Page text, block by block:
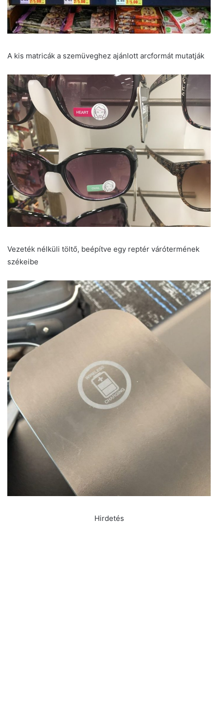
A kis matricák a szemüveghez ajánlott arcformát mutatják
Vezeték nélküli töltő, beépítve egy reptér várótermének
székeibe
Hirdetés